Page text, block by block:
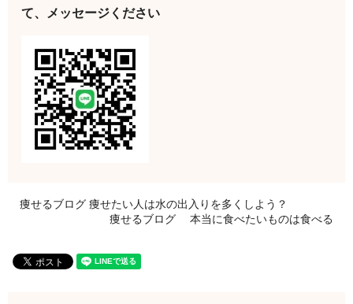
て、メッセージください
痩せるブログ 痩せたい人は水の出入りを多くしよう？
痩せるブログ 本当に食べたいものは食べる